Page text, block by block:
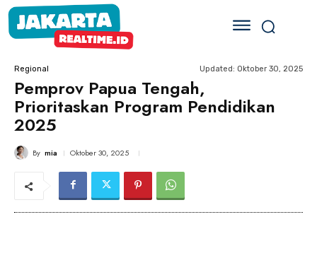
Regional Updated: Oktober 30, 2025
Pemprov Papua Tengah,
Prioritaskan Program Pendidikan
2025
By mia Oktober 30, 2025